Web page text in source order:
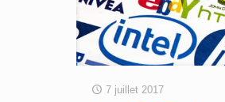
7 juillet 2017